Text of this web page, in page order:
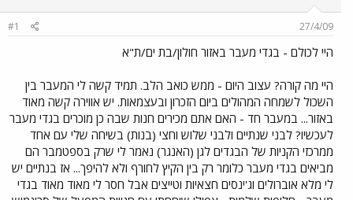
ו
ש
א
ר
27/4/09
#1
היי לכולם - בגדי מעבר באזור חולון/בת ים/ת"א
היי מה קורה? עצוב היום - ממש כואב הלב. תמיד קשה לי המעבר בין
השכול לשמחה המהולים ביום הזכרון ובעצמאות. יש אווירה קשה מאוד
באזור... במעבר חד - האם אתם מכירים חנות שבה כן מוכרים בגדי מעבר
לעכשיו? לבני שנתיים ולבני שלוש וחצי (בנות) בשיחה שלי עם אחד
ממרכזי הקניות של הבגדים לגן (האנגר) נאמר לי שרק בספטמבר הם
מביאים בגדי מעבר כלומר רק בין הקיץ לחורף ולא להיפך... אז בנתיים יש
לי מלא אוברולים וג'ינסים חצאיות וטייצים אבל חסר לי מאוד מאוד בגדי